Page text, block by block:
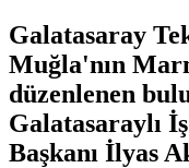
Galatasaray
Muğla'nın
düzenlenen
Galatasaraylı
Başkanı İlyas